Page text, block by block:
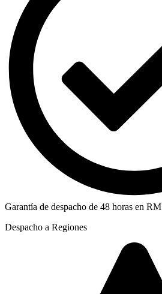
Garantía de despacho de 48 horas en RM
Despacho a Regiones